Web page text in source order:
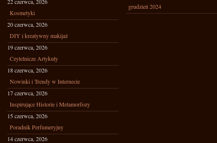
Kosmetyki
20 czerwca, 2026
DIY i kreatywny makijaż
19 czerwca, 2026
Czytelnicze Artykuły
18 czerwca, 2026
Nowinki i Trendy w Internecie
17 czerwca, 2026
Inspirujące Historie i Metamorfozy
15 czerwca, 2026
Poradnik Perfumeryjny
14 czerwca, 2026
grudzień 2024